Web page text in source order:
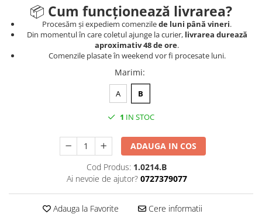
Accesorii Cupe
Personalizari Cupe
Medalii Tematice
Personalizari Medalii
Trofee Acril
Trofee Lemn
📦 Cum funcționează livrarea?
Procesăm și expediem comenzilede luni până vineri.
Din momentul în care coletul ajunge la curier, livrarea durează
aproximativ 48 de ore.
Comenzile plasate în weekend vor fi procesate luni.
Marimi:
A B
1 IN STOC
ADAUGA IN COS
Cod Produs: 1.0214.B
Ai nevoie de ajutor? 0727379077
Adauga la Favorite Cere informatii